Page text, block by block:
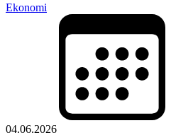
Ekonomi
04.06.2026